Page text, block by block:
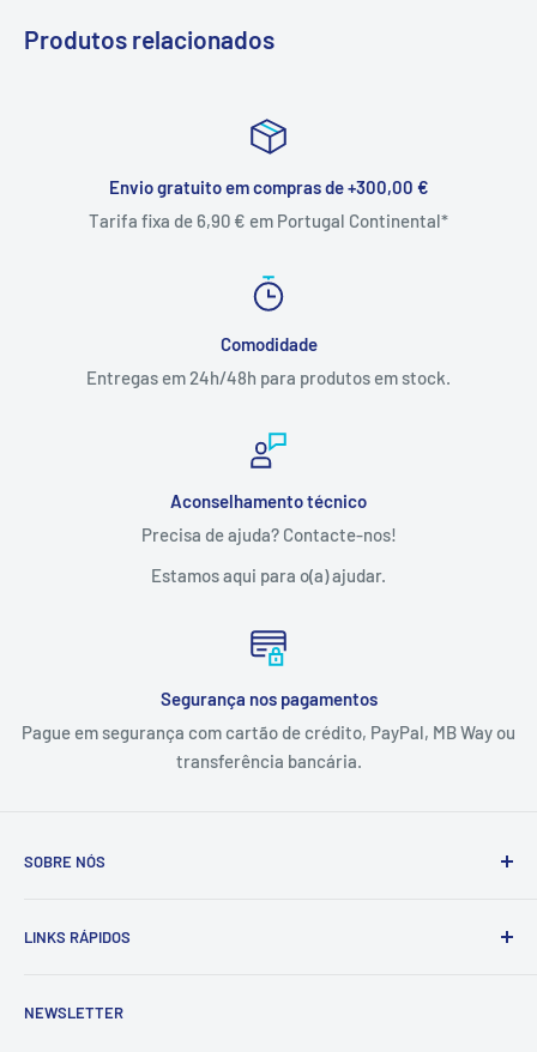
Produtos relacionados
Envio gratuito em compras de +300,00 €
Tarifa fixa de 6,90 € em Portugal Continental*
Comodidade
Entregas em 24h/48h para produtos em stock.
Aconselhamento técnico
Precisa de ajuda? Contacte-nos!
Estamos aqui para o(a) ajudar.
Segurança nos pagamentos
Pague em segurança com cartão de crédito, PayPal, MB Way ou
transferência bancária.
SOBRE NÓS
fornece e executa soluções de pintura e proteção
industrial, naval e da construção civil.
LINKS RÁPIDOS
Sobre Nós
NEWSLETTER